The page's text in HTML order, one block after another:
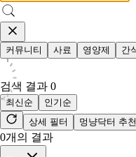
커뮤니티 사료 영양제 간
검색 결과 0
최신순
인기순
상세 필터
멍냥닥터 추천
0개의 결과